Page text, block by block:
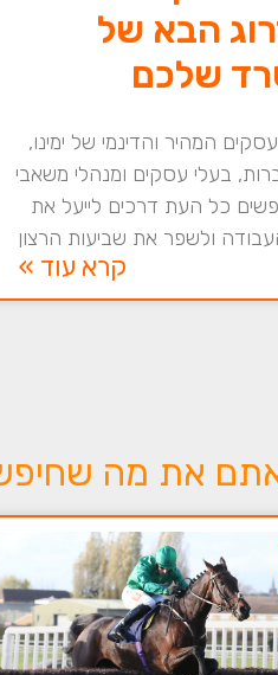
הבא של
שלכם
המהיר והדינמי של ימינו,
בעלי עסקים ומנהלי משאבי
כל העת דרכים לייעל את
ולשפר את שביעות הרצון
קרא עוד »
את מה